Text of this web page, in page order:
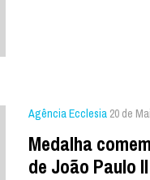
Agência Ecclesia 20 de
Medalha
de João Paulo II